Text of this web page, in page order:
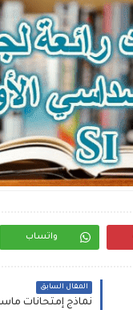
واتساب
المقال السابق